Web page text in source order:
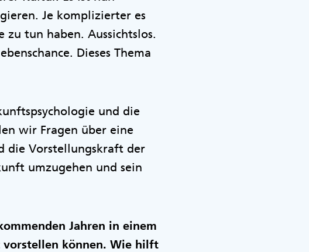
Je komplizierter es
tun haben. Aussichtslos.
Dieses Thema
und die
wir Fragen über eine
die Vorstellungskraft der
umzugehen und sein
Jahren in einem
vorstellen können. Wie hilft